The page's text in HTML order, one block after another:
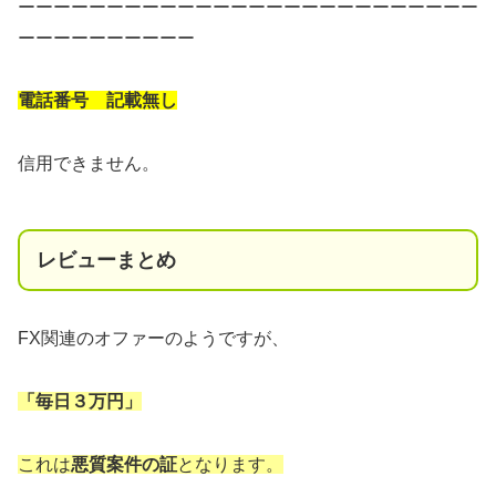
ーーーーーーーーーーーーーーーーーーーーーーーーーー
ーーーーーーーーーー
電話番号 記載無し
信用できません。
レビューまとめ
FX関連のオファーのようですが、
「毎日３万円」
これは悪質案件の証となります。